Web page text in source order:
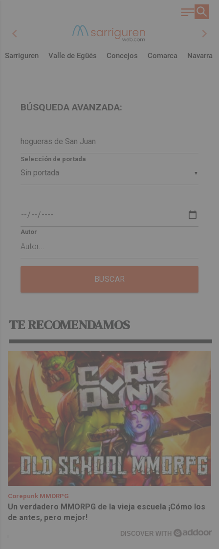
chevron_left chevron_right
Sarriguren Valle de Egüés Concejos Comarca Navarra
BÚSQUEDA AVANZADA:
▼
Selección de portada
Autor
BUSCAR
TE RECOMENDAMOS
Corepunk MMORPG
Un verdadero MMORPG de la vieja escuela ¡Cómo los
de antes, pero mejor!
DISCOVER WITH